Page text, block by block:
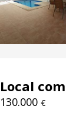
Local
130.000 €